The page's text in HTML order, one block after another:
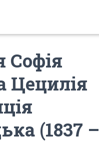
Софія
Цецилія
(1837 –